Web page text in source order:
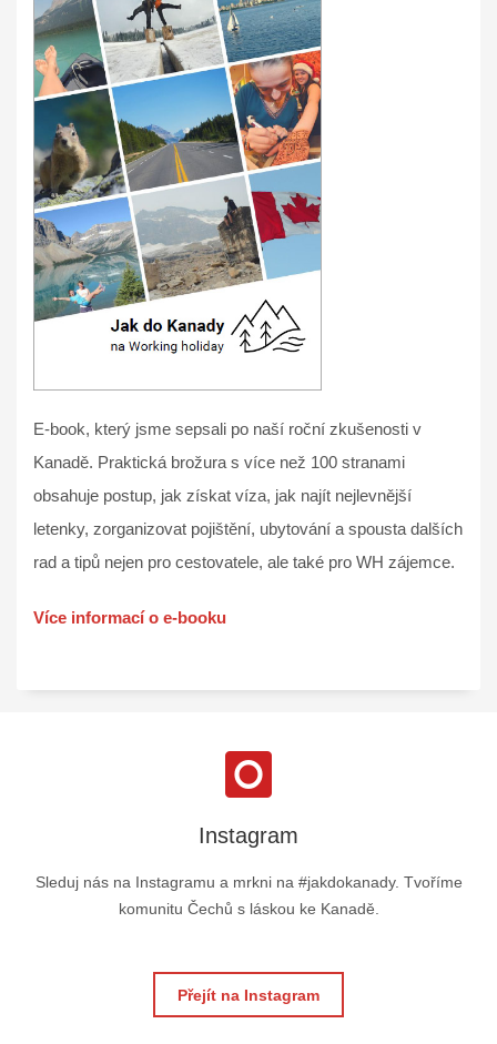
E-book, který jsme sepsali po naší roční zkušenosti v
Kanadě. Praktická brožura s více než 100 stranami
obsahuje postup, jak získat víza, jak najít nejlevnější
letenky, zorganizovat pojištění, ubytování a spousta dalších
rad a tipů nejen pro cestovatele, ale také pro WH zájemce.
Více informací o e-booku
Instagram
Sleduj nás na Instagramu a mrkni na #jakdokanady. Tvoříme
komunitu Čechů s láskou ke Kanadě.
Přejít na Instagram